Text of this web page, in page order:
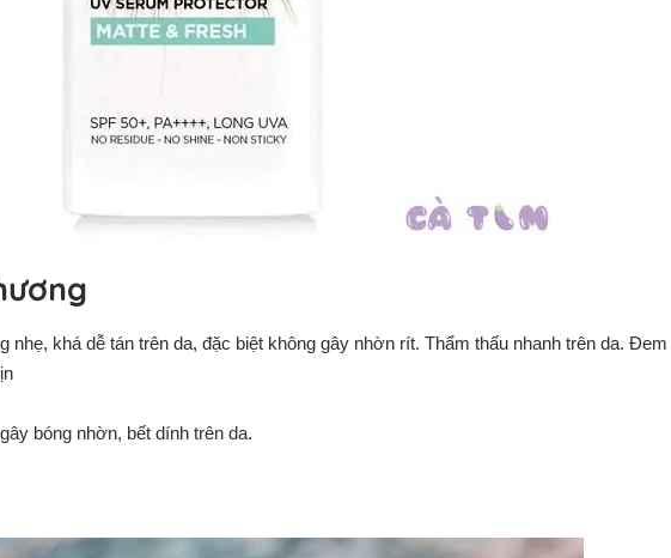
nhẹ, khá dễ tán trên da, đặc biệt không gây nhờn rít. Thẩm thấu nhanh trên da. Đem
bóng nhờn, bết dính trên da.